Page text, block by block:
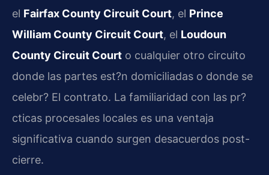
el Fairfax County Circuit Court, el Prince
William County Circuit Court, el Loudoun
County Circuit Court o cualquier otro circuito
donde las partes est?n domiciliadas o donde se
celebr? El contrato. La familiaridad con las pr?
cticas procesales locales es una ventaja
significativa cuando surgen desacuerdos post-
cierre.